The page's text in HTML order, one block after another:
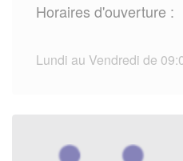
Horaires d'ouverture :
Lundi au Vendredi de